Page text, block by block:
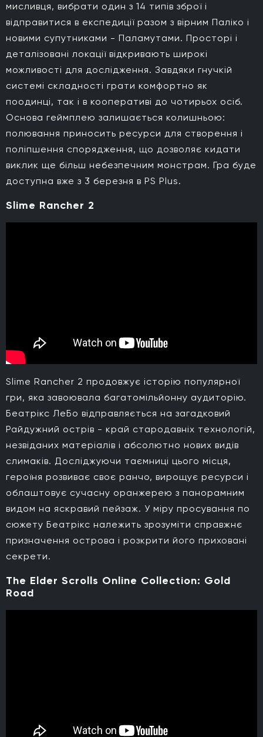
мисливця, вибрати один з 14 типів зброї і
відправитися в експедиції разом з вірним Паліко і
новими супутниками - Паламутами. Просторі і
деталізовані локації відкривають широкі
можливості для дослідження. Завдяки гнучкій
системі складності грати комфортно як
поодинці, так і в кооперативі до чотирьох осіб.
Основа геймплею залишається колишньою:
полювання приносить ресурси для створення і
поліпшення спорядження, що дозволяє кидати
виклик ще більш небезпечним монстрам. Гра буде
доступна вже з 3 березня в PS Plus.
Slime Rancher 2
Slime Rancher 2 продовжує історію популярної
гри, яка завоювала багатомільйонну аудиторію.
Беатрікс ЛеБо відправляється на загадковий
Райдужний острів - край стародавніх технологій,
незвіданих матеріалів і абсолютно нових видів
слимаків. Досліджуючи таємниці цього місця,
героїня розвиває своє ранчо, вирощує ресурси і
облаштовує сучасну оранжерею з панорамним
видом на яскравий пейзаж. У міру просування по
сюжету Беатрікс належить зрозуміти справжнє
призначення острова і розкрити його приховані
секрети.
The Elder Scrolls Online Collection: Gold
Road